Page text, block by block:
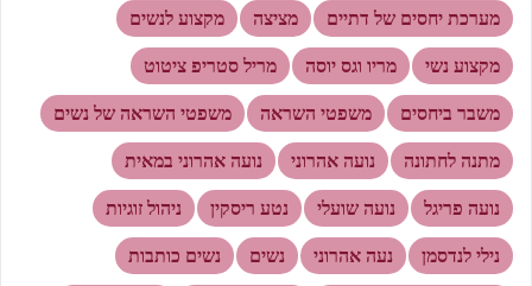
מערכת יחסים של דתיים מציצה מקצוע לנשים
מקצוע נשי מריו וגס יוסה מריל סטריפ ציטוט
משבר ביחסים משפטי השראה משפטי השראה של נשים
מתנה לחתונה נועה אהרוני נועה אהרוני במאית
נועה פריגל נועה שועלי נטע ריסקין ניהול זוגיות
נילי לנדסמן נעה אהרוני נשים נשים כותבות